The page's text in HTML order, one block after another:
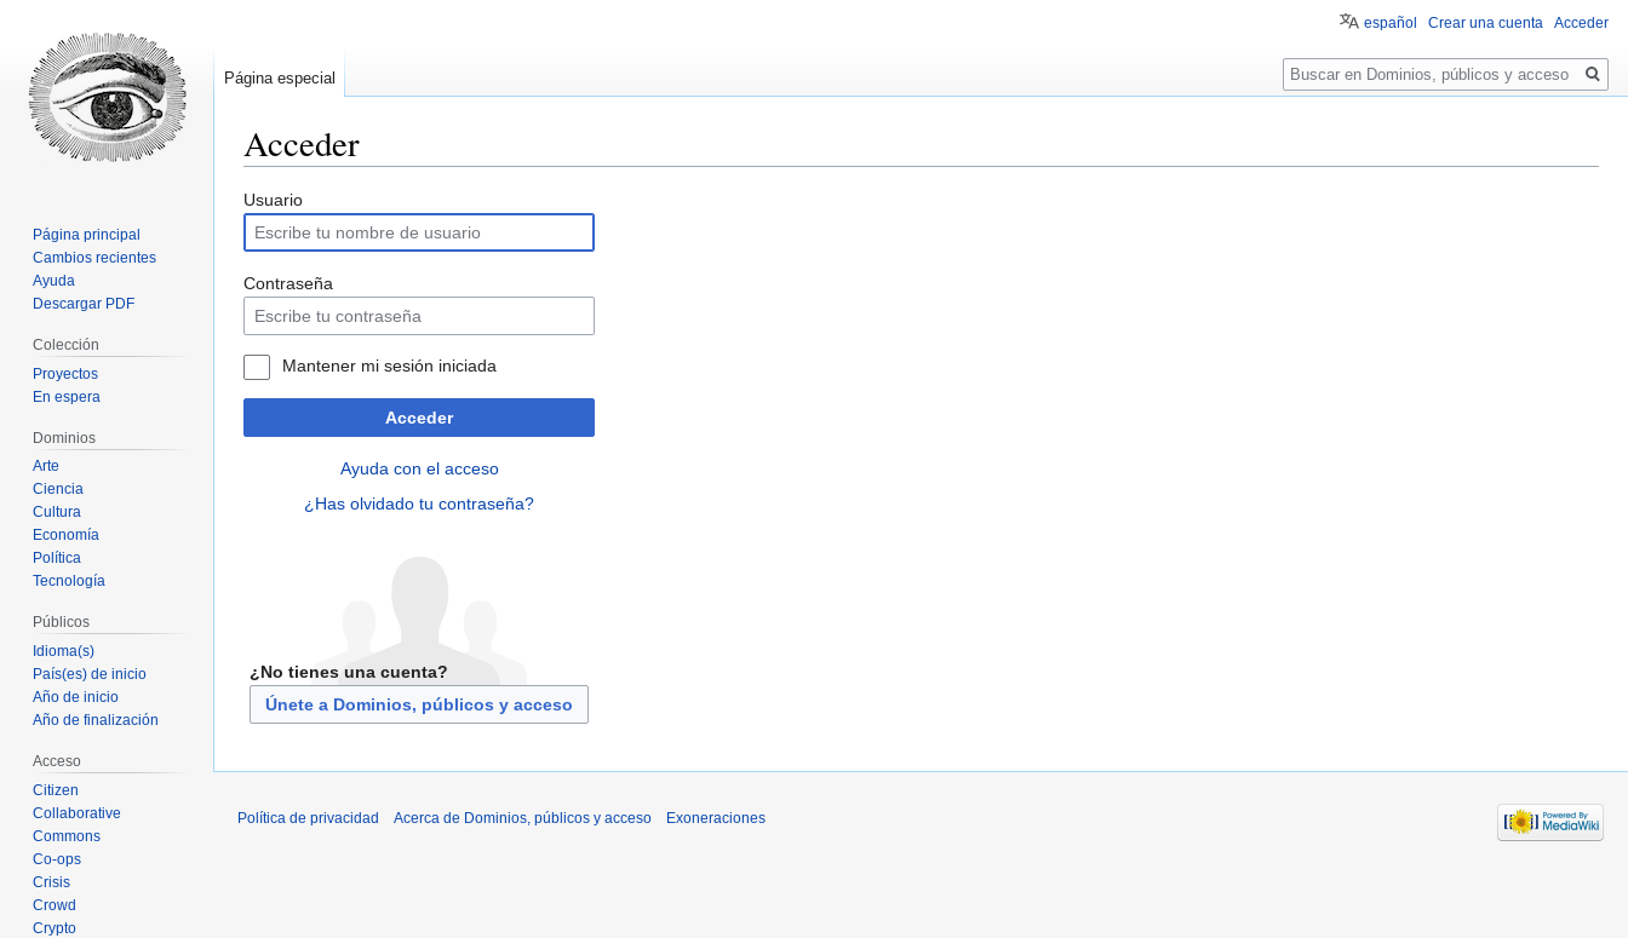
Acceder
Ir
la
navegación
Ir
la
búsqueda
Usuario
Contraseña
Mantener mi sesión iniciada
Acceder
Ayuda con el acceso
¿Has olvidado tu contraseña?
¿No tienes una cuenta?
Únete a Dominios, públicos y acceso
español Crear una cuenta Acceder
Página especial
Buscar
Página principal
Cambios recientes
Ayuda
Descargar PDF
Colección
Proyectos
En espera
Dominios
Arte
Ciencia
Cultura
Economía
Política
Tecnología
Públicos
Idioma(s)
País(es) de inicio
Año de inicio
Año de finalización
Acceso
Citizen
Collaborative
Commons
Co-ops
Crisis
Crowd
Crypto
Política de privacidad Acerca de Dominios, públicos y acceso Exoneraciones